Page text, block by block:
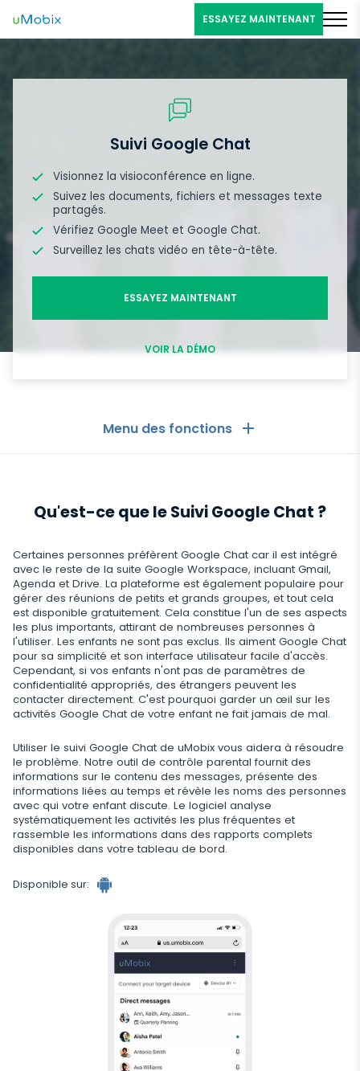
ESSAYEZ MAINTENANT
Suivi Google Chat
Visionnez la visioconférence en ligne.
Suivez les documents, fichiers et messages texte
partagés.
Vérifiez Google Meet et Google Chat.
Surveillez les chats vidéo en tête-à-tête.
ESSAYEZ MAINTENANT
VOIR LA DÉMO
Menu des fonctions
Journaux d'appels
Comment Recevoir les Messages d'un Autre
Téléphone
Localisation GPS
Enregistreur de frappe
Paramètres du contrôle à distance
Mise à jour automatique
Statut en ligne sur les réseaux sociaux
Remplacement de carte SIM
Géofinder
Installation en un clic
Liste des applications installées
Calendrier d'utilisation des applications
Détecteur d'applications espion
Applications de messagerie
Applications de messagerie
Whatsapp
Facebook Messenger
Zoom
Viber
Telegram
WeChat
Skype
Kik
Line
Messagerie Signal
Médias sociaux
Médias sociaux
Facebook
Instagram
Snapchat
YouTube
Reddit
Tinder
Médias
Logiciel espion photo et vidéo
Internet
Enregistrement d'utilisation du navigateur
Historique du navigateur
Favoris du navigateur
Scanner de boîte aux lettres
Streaming
Espion Telephone Video
Ecouter Conversation à Distance
Informations supprimées
Retrouver Un Message Supprimé
Retrouver Historique Appel Effacé
Restaurer les Contacts Supprimés
Contacts renommés
Contrôle
Supprimez les applications indésirables
Restreindre Applications
Bloquer un Site
Bloquer un Téléphone à Distance
Désactivez les messages
Restriction d’Appel
Application supplémentaire pour les parents
FERMER
Qu'est-ce que le Suivi Google Chat ?
Certaines personnes préfèrent Google Chat car il est intégré
avec le reste de la suite Google Workspace, incluant Gmail,
Agenda et Drive. La plateforme est également populaire pour
gérer des réunions de petits et grands groupes, et tout cela
est disponible gratuitement. Cela constitue l'un de ses aspects
les plus importants, attirant de nombreuses personnes à
l'utiliser. Les enfants ne sont pas exclus. Ils aiment Google Chat
pour sa simplicité et son interface utilisateur facile d'accès.
Cependant, si vos enfants n'ont pas de paramètres de
confidentialité appropriés, des étrangers peuvent les
contacter directement. C'est pourquoi garder un œil sur les
activités Google Chat de votre enfant ne fait jamais de mal.
Utiliser le suivi Google Chat de uMobix vous aidera à résoudre
le problème. Notre outil de contrôle parental fournit des
informations sur le contenu des messages, présente des
informations liées au temps et révèle les noms des personnes
avec qui votre enfant discute. Le logiciel analyse
systématiquement les activités les plus fréquentes et
rassemble les informations dans des rapports complets
disponibles dans votre tableau de bord.
Disponible sur: